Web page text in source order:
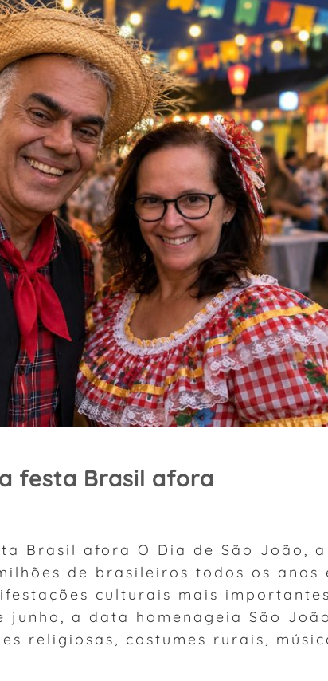
festa Brasil afora
Brasil afora O Dia de São João,
de brasileiros todos os anos
culturais mais
junho, a data homenageia São João
religiosas, costumes rurais,